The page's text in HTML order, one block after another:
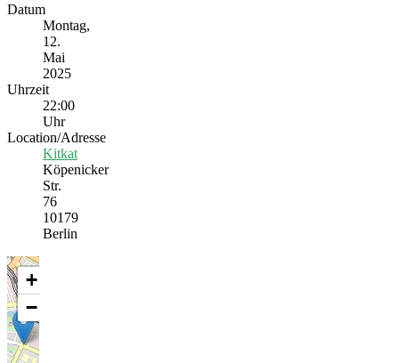
Datum
Montag,
12.
Mai
2025
Uhrzeit
22:00
Uhr
Location/Adresse
Kitkat
Köpenicker
Str.
76
10179
Berlin
+
−